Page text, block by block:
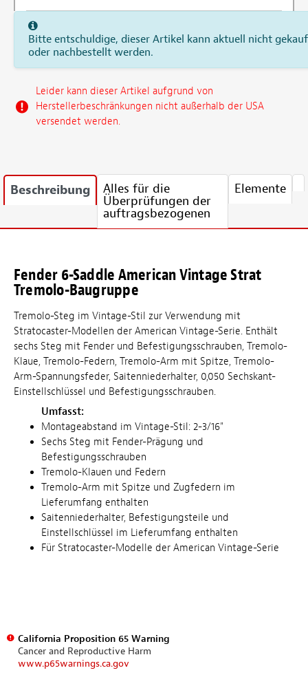
Bitte entschuldige, dieser Artikel kann aktuell nicht
oder nachbestellt werden.
Leider kann dieser Artikel aufgrund von
Herstellerbeschränkungen nicht außerhalb der USA
versendet werden.
Beschreibung Alles für die
Überprüfungen der
auftragsbezogenen
Elemente
Fender 6-Saddle American Vintage Strat
Tremolo-Baugruppe
Tremolo-Steg im Vintage-Stil zur Verwendung mit
Stratocaster-Modellen der American Vintage-Serie. Enthält
sechs Steg mit Fender und Befestigungsschrauben, Tremolo-
Klaue, Tremolo-Federn, Tremolo-Arm mit Spitze, Tremolo-
Arm-Spannungsfeder, Saitenniederhalter, 0,050 Sechskant-
Einstellschlüssel und Befestigungsschrauben.
Umfasst:
Montageabstand im Vintage-Stil: 2-3/16"
Sechs Steg mit Fender-Prägung und
Befestigungsschrauben
Tremolo-Klauen und Federn
Tremolo-Arm mit Spitze und Zugfedern im
Lieferumfang enthalten
Saitenniederhalter, Befestigungsteile und
Einstellschlüssel im Lieferumfang enthalten
Für Stratocaster-Modelle der American Vintage-Serie
California Proposition 65 Warning
Cancer and Reproductive Harm
www.p65warnings.ca.gov